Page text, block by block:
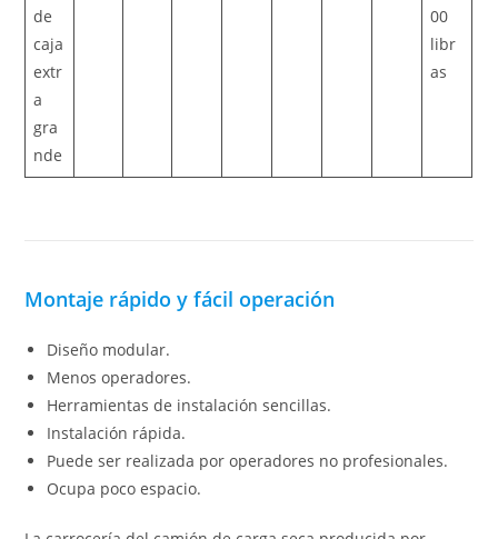
de
caja
extr
a
gra
nde
00
libr
as
Montaje rápido y fácil operación
Diseño modular.
Menos operadores.
Herramientas de instalación sencillas.
Instalación rápida.
Puede ser realizada por operadores no profesionales.
Ocupa poco espacio.